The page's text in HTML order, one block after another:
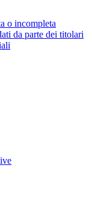
o incompleta
da parte dei titolari